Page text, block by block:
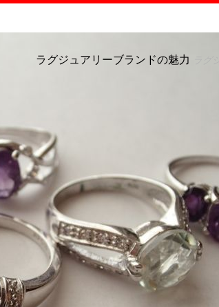
ラグジュアリーブランドの魅力 ラ